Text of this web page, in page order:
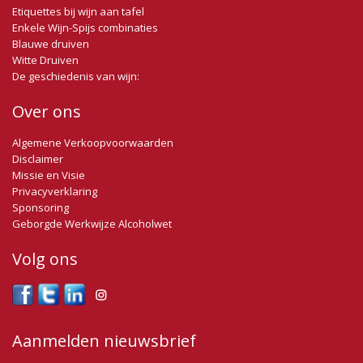
Etiquettes bij wijn aan tafel
Enkele Wijn-Spijs combinaties
Blauwe druiven
Witte Druiven
De geschiedenis van wijn:
Over ons
Algemene Verkoopvoorwaarden
Disclaimer
Missie en Visie
Privacyverklaring
Sponsoring
Geborgde Werkwijze Alcoholwet
Volg ons
Aanmelden nieuwsbrief